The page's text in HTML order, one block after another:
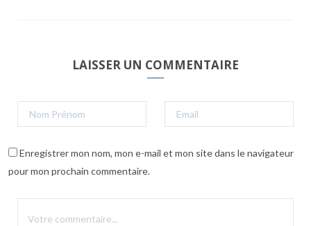
LAISSER UN COMMENTAIRE
Enregistrer mon nom, mon e-mail et mon site dans le navigateur
pour mon prochain commentaire.